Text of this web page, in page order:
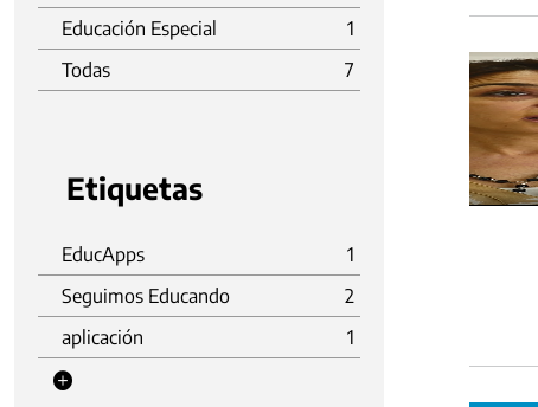
Educación Especial
1
Todas
7
Etiquetas
EducApps
1
Seguimos Educando
2
aplicación
1